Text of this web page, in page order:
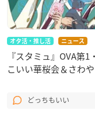
オタ活・推し活 ニュース
『スタミュ』OVA第
こいい華桜会＆さわ
どっちもいい